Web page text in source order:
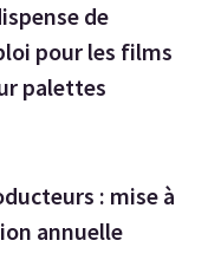
de
pour les films
palettes
: mise à
annuelle